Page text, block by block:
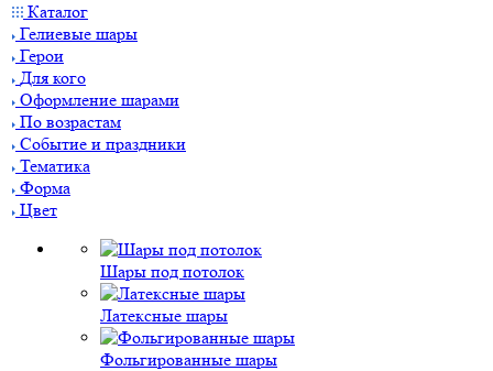
Каталог
Гелиевые шары
Герои
Для кого
Оформление шарами
По возрастам
Событие и праздники
Тематика
Форма
Цвет
Шары под потолок
Латексные шары
Фольгированные шары